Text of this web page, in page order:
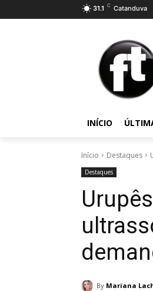
31.1 C Catanduva
INÍCIO
Início Destaques
Destaques
By Mariana